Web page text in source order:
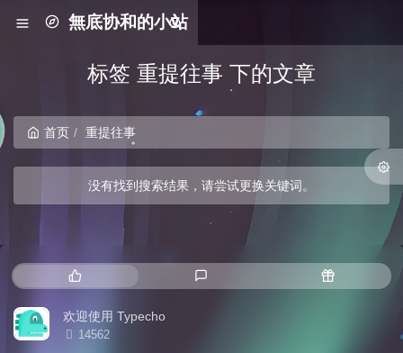
無底协和的小站
标签 重提往事 下的文章
首页 重提往事
没有找到搜索结果，请尝试更换关键词。
热门文章 随机文章
欢迎使用 Typecho
浏览次数:
14562